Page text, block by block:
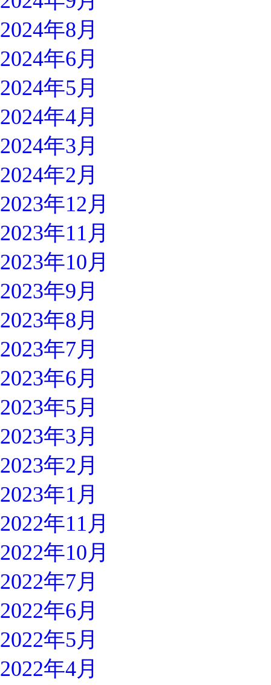
2024年8月
2024年6月
2024年5月
2024年4月
2024年3月
2024年2月
2023年12月
2023年11月
2023年10月
2023年9月
2023年8月
2023年7月
2023年6月
2023年5月
2023年3月
2023年2月
2023年1月
2022年11月
2022年10月
2022年7月
2022年6月
2022年5月
2022年4月